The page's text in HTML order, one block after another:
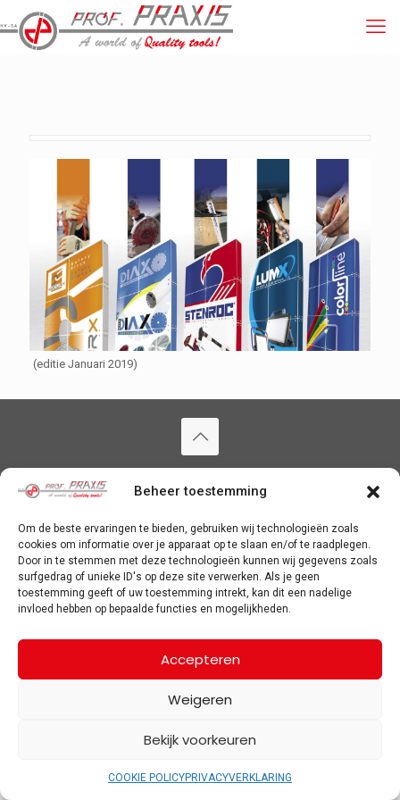
Beheer toestemming
Om de beste ervaringen te bieden, gebruiken wij technologieën zoals
cookies om informatie over je apparaat op te slaan en/of te raadplegen.
Door in te stemmen met deze technologieën kunnen wij gegevens zoals
surfgedrag of unieke ID's op deze site verwerken. Als je geen
toestemming geeft of uw toestemming intrekt, kan dit een nadelige
invloed hebben op bepaalde functies en mogelijkheden.
Accepteren
Weigeren
Bekijk voorkeuren
COOKIE POLICYPRIVACYVERKLARING
(editie Januari 2019)
PRIVACYVERKLARING&COOKIE POLICY